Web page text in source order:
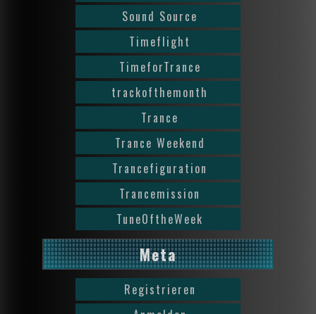
Sound Source
Timeflight
TimeforTrance
trackofthemonth
Trance
Trance Weekend
Trancefiguration
Trancemission
TuneOftheWeek
Meta
Registrieren